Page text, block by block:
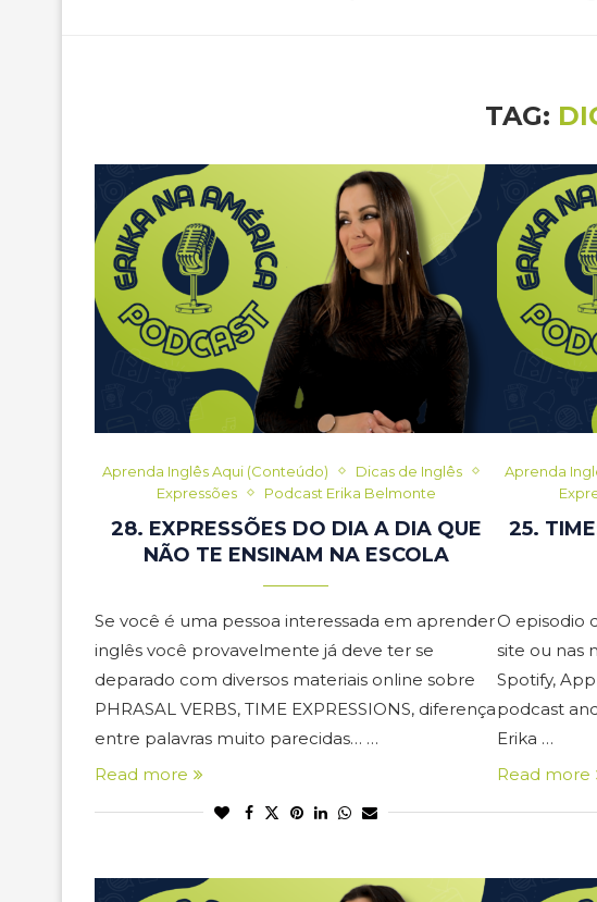
TAG:
Aprenda Inglês Aqui (Conteúdo)
Dicas de Inglês
Expressões
Podcast Erika Belmonte
28. EXPRESSÕES DO DIA A DIA QUE
NÃO TE ENSINAM NA ESCOLA
Se você é uma pessoa interessada em aprender
inglês você provavelmente já deve ter se
deparado com diversos materiais online sobre
PHRASAL VERBS, TIME EXPRESSIONS, diferença
entre palavras muito parecidas… …
Read more
Aprenda
25.
O episodio
site ou nas
Spotify,
podcast
Erika …
Read more